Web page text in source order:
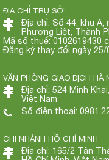
ĐỊA CHỈ TRỤ SỞ:
Địa chỉ: Số 44, khu
Phương Liệt, Thành
Mã số thuế: 0102619430
Đăng ký thay đổi ngày 25/
VĂN PHÒNG GIAO DỊCH HÀ
Địa chỉ: 524 Minh
Việt Nam
Số điện thoại:
CHI NHÁNH HỒ CHÍ MINH
Địa chỉ: 165/2 Tân